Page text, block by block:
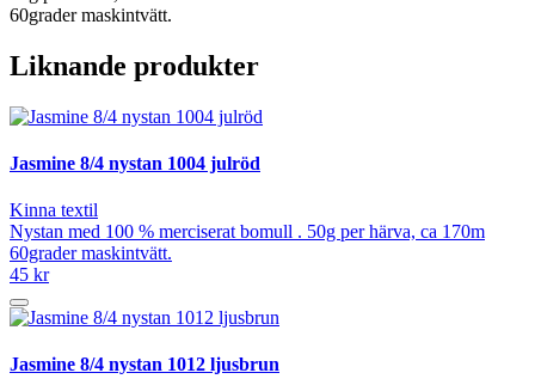
60grader maskintvätt.
Liknande produkter
Jasmine 8/4 nystan 1004 julröd
Kinna textil
Nystan med 100 % merciserat bomull . 50g per härva, ca 170m
60grader maskintvätt.
45 kr
Jasmine 8/4 nystan 1012 ljusbrun